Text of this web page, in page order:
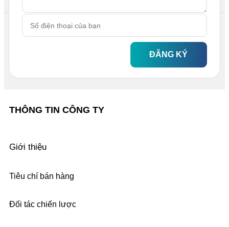
ĐĂNG KÝ
THÔNG TIN CÔNG TY
Giới thiệu
Tiêu chí bán hàng
Đối tác chiến lược